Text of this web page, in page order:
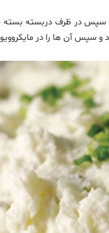
آن ها را در مایکروویو